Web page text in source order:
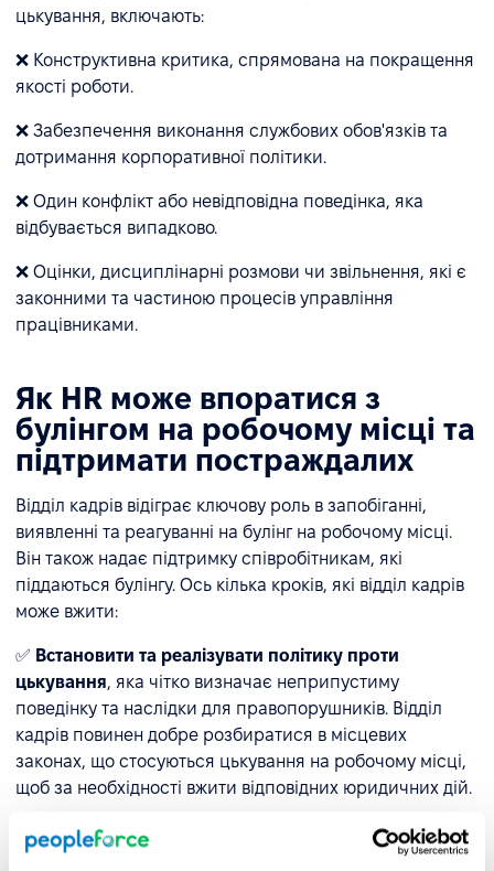
цькування, включають:
❌ Конструктивна критика, спрямована на покращення
якості роботи.
❌ Забезпечення виконання службових обов'язків та
дотримання корпоративної політики.
❌ Один конфлікт або невідповідна поведінка, яка
відбувається випадково.
❌ Оцінки, дисциплінарні розмови чи звільнення, які є
законними та частиною процесів управління
працівниками.
Як HR може впоратися з
булінгом на робочому місці та
підтримати постраждалих
Відділ кадрів відіграє ключову роль в запобіганні,
виявленні та реагуванні на булінг на робочому місці.
Він також надає підтримку співробітникам, які
піддаються булінгу. Ось кілька кроків, які відділ кадрів
може вжити:
✅ Встановити та реалізувати політику проти
цькування, яка чітко визначає неприпустиму
поведінку та наслідки для правопорушників. Відділ
кадрів повинен добре розбиратися в місцевих
законах, що стосуються цькування на робочому місці,
щоб за необхідності вжити відповідних юридичних дій.
✅ Проводити регулярні тренінги
для співробітників і
керівництва, щоб розпізнавати булінг і заохочувати